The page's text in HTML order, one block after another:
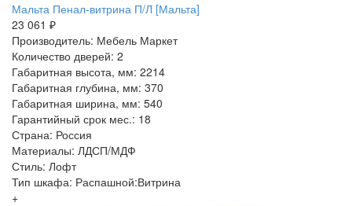
Мальта Пенал-витрина П/Л [Мальта]
23 061 ₽
Производитель: Мебель Маркет
Количество дверей: 2
Габаритная высота, мм: 2214
Габаритная глубина, мм: 370
Габаритная ширина, мм: 540
Гарантийный срок мес.: 18
Страна: Россия
Материалы: ЛДСП/МДФ
Стиль: Лофт
Тип шкафа: Распашной:Витрина
+